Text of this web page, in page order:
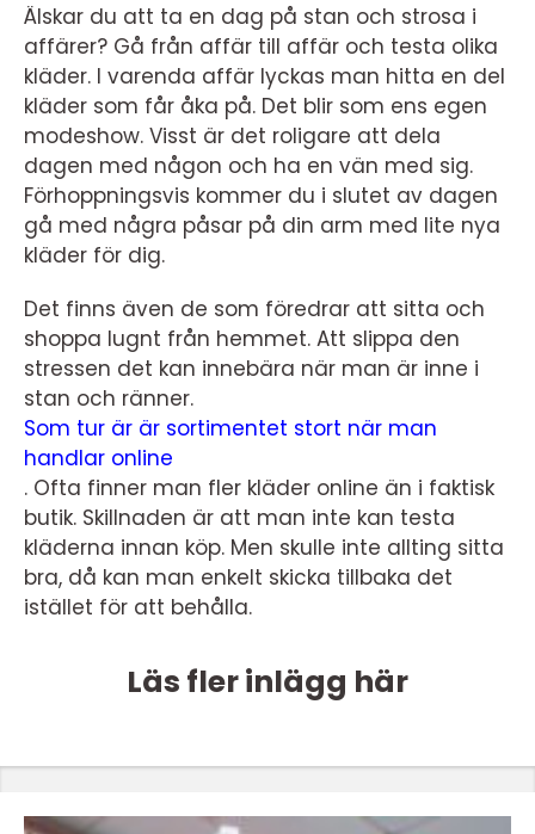
Älskar du att ta en dag på stan och strosa i
affärer? Gå från affär till affär och testa olika
kläder. I varenda affär lyckas man hitta en del
kläder som får åka på. Det blir som ens egen
modeshow. Visst är det roligare att dela
dagen med någon och ha en vän med sig.
Förhoppningsvis kommer du i slutet av dagen
gå med några påsar på din arm med lite nya
kläder för dig.
Det finns även de som föredrar att sitta och
shoppa lugnt från hemmet. Att slippa den
stressen det kan innebära när man är inne i
stan och ränner.
Som tur är är sortimentet stort när man
handlar online
. Ofta finner man fler kläder online än i faktisk
butik. Skillnaden är att man inte kan testa
kläderna innan köp. Men skulle inte allting sitta
bra, då kan man enkelt skicka tillbaka det
istället för att behålla.
Läs fler inlägg här